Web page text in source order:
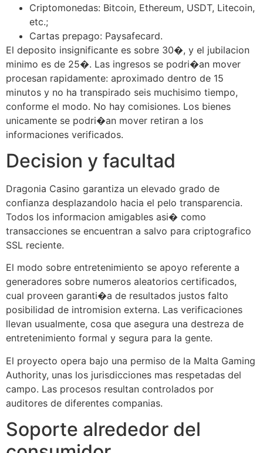
Criptomonedas: Bitcoin, Ethereum, USDT, Litecoin,
etc.;
Cartas prepago: Paysafecard.
El deposito insignificante es sobre 30�, y el jubilacion
minimo es de 25�. Las ingresos se podri�an mover
procesan rapidamente: aproximado dentro de 15
minutos y no ha transpirado seis muchisimo tiempo,
conforme el modo. No hay comisiones. Los bienes
unicamente se podri�an mover retiran a los
informaciones verificados.
Decision y facultad
Dragonia Casino garantiza un elevado grado de
confianza desplazandolo hacia el pelo transparencia.
Todos los informacion amigables asi� como
transacciones se encuentran a salvo para criptografico
SSL reciente.
El modo sobre entretenimiento se apoyo referente a
generadores sobre numeros aleatorios certificados,
cual proveen garanti�a de resultados justos falto
posibilidad de intromision externa. Las verificaciones
llevan usualmente, cosa que asegura una destreza de
entretenimiento formal y segura para la gente.
El proyecto opera bajo una permiso de la Malta Gaming
Authority, unas los jurisdicciones mas respetadas del
campo. Las procesos resultan controlados por
auditores de diferentes companias.
Soporte alrededor del